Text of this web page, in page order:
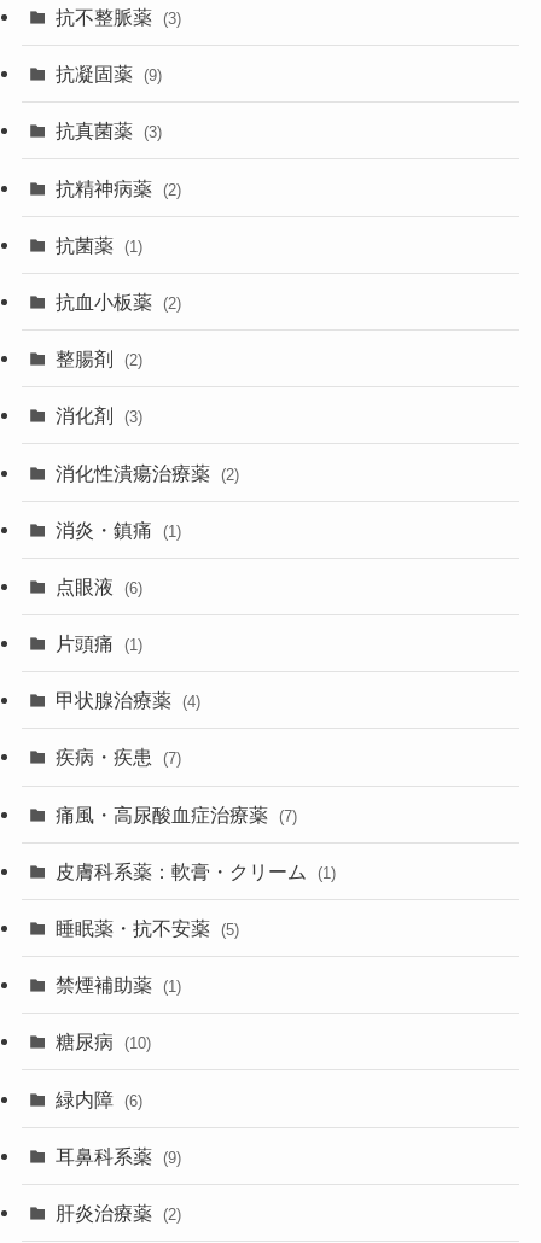
抗不整脈薬 (3)
抗凝固薬 (9)
抗真菌薬 (3)
抗精神病薬 (2)
抗菌薬 (1)
抗血小板薬 (2)
整腸剤 (2)
消化剤 (3)
消化性潰瘍治療薬 (2)
消炎・鎮痛 (1)
点眼液 (6)
片頭痛 (1)
甲状腺治療薬 (4)
疾病・疾患 (7)
痛風・高尿酸血症治療薬 (7)
皮膚科系薬：軟膏・クリーム (1)
睡眠薬・抗不安薬 (5)
禁煙補助薬 (1)
糖尿病 (10)
緑内障 (6)
耳鼻科系薬 (9)
肝炎治療薬 (2)